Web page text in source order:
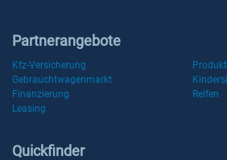
Partnerangebote
Kfz-Versicherung
Gebrauchtwagenmarkt
Finanzierung
Reifen
Leasing
Quickfinder